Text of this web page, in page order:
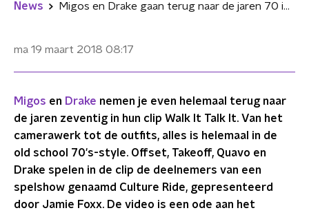
News Migos en Drake gaan terug naar de jaren 70 in Walk It Talk It
ma 19 maart 2018 08:17
Migos en Drake nemen je even helemaal terug naar
de jaren zeventig in hun clip Walk It Talk It. Van het
camerawerk tot de outfits, alles is helemaal in de
old school 70's-style. Offset, Takeoff, Quavo en
Drake spelen in de clip de deelnemers van een
spelshow genaamd Culture Ride, gepresenteerd
door Jamie Foxx. De video is een ode aan het